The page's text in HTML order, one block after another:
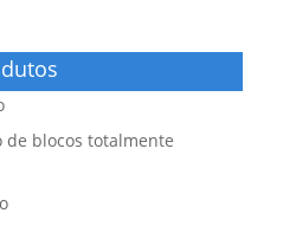
blocos totalmente